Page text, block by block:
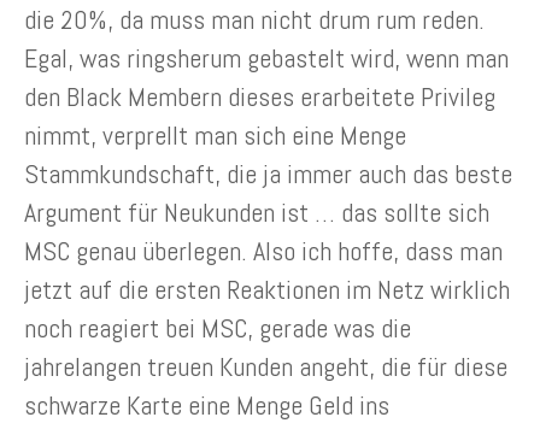
die 20%, da muss man nicht drum rum reden.
Egal, was ringsherum gebastelt wird, wenn man
den Black Membern dieses erarbeitete Privileg
nimmt, verprellt man sich eine Menge
Stammkundschaft, die ja immer auch das beste
Argument für Neukunden ist … das sollte sich
MSC genau überlegen. Also ich hoffe, dass man
jetzt auf die ersten Reaktionen im Netz wirklich
noch reagiert bei MSC, gerade was die
jahrelangen treuen Kunden angeht, die für diese
schwarze Karte eine Menge Geld ins